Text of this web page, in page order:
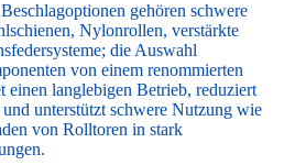
gehören schwere
Nylonrollen, verstärkte
die Auswahl
von einem renommierten
einen langlebigen Betrieb, reduziert
unterstützt schwere Nutzung wie
von Rolltoren in stark